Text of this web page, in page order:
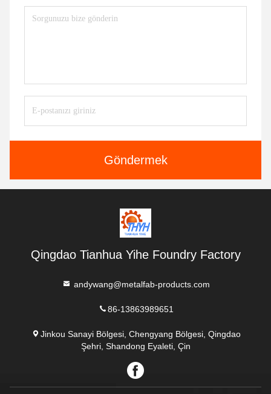
Göndermek
Qingdao Tianhua Yihe Foundry Factory
andywang@metalfab-products.com
86-13863989651
Jinkou Sanayi Bölgesi, Chengyang Bölgesi, Qingdao
Şehri, Shandong Eyaleti, Çin